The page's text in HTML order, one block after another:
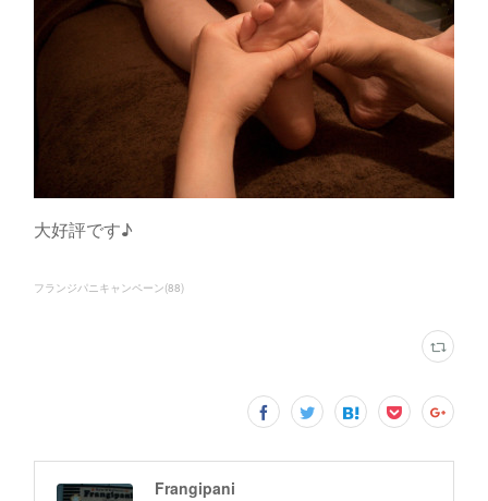
大好評です♪
フランジパニキャンペーン(88)
Frangipani